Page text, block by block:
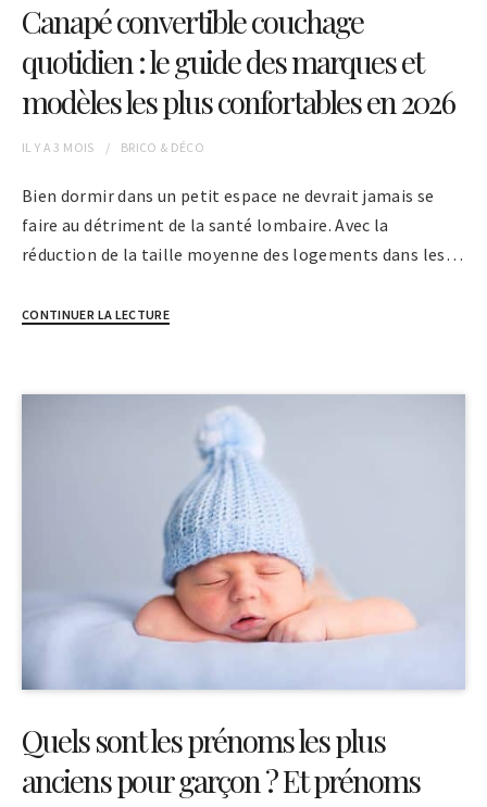
Canapé convertible couchage
quotidien : le guide des marques et
modèles les plus confortables en 2026
IL Y A3 MOIS BRICO & DÉCO
Bien dormir dans un petit espace ne devrait jamais se
faire au détriment de la santé lombaire. Avec la
réduction de la taille moyenne des logements dans les…
CONTINUER LA LECTURE
Quels sont les prénoms les plus
anciens pour garçon ? Et prénoms